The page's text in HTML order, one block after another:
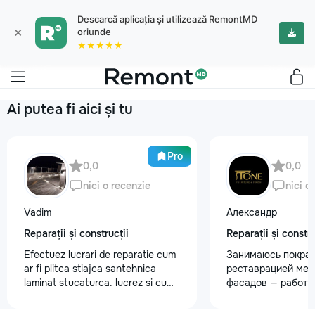
×
Descarcă aplicația și utilizează RemontMD
oriunde
★★★★★
Ai putea fi aici și tu
Pro
0,0
nici o recenzie
Vadim
Reparații și construcții
Efectuez lucrari de reparatie cum
ar fi plitca stiajca santehnica
laminat stucaturca. lucrez si cu
0,0
nici o
Александр
Reparații și
Занимаюсь
реставрацией
фасадов —